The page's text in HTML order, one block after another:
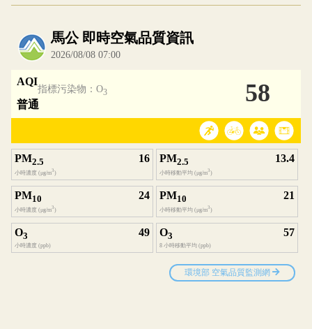
內嵌空氣品質小工具為視覺預覽，完整即時空